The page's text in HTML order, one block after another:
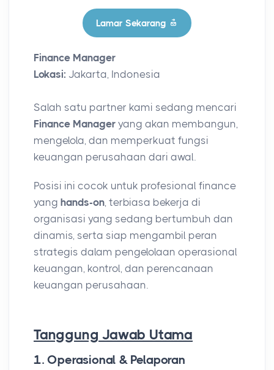
Lamar Sekarang
Finance Manager
Lokasi: Jakarta, Indonesia
Salah satu partner kami sedang mencari
Finance Manager yang akan membangun,
mengelola, dan memperkuat fungsi
keuangan perusahaan dari awal.
Posisi ini cocok untuk profesional finance
yang hands-on, terbiasa bekerja di
organisasi yang sedang bertumbuh dan
dinamis, serta siap mengambil peran
strategis dalam pengelolaan operasional
keuangan, kontrol, dan perencanaan
keuangan perusahaan.
Tanggung Jawab Utama
1. Operasional & Pelaporan